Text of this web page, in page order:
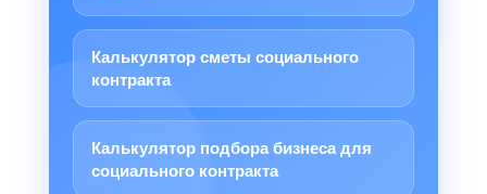
Калькулятор сметы социального
контракта
Калькулятор подбора бизнеса для
социального контракта